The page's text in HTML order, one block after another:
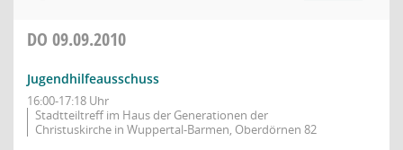
DO 09.09.2010
Jugendhilfeausschuss
16:00-17:18 Uhr
Stadtteiltreff im Haus der Generationen der
Christuskirche in Wuppertal-Barmen, Oberdörnen 82